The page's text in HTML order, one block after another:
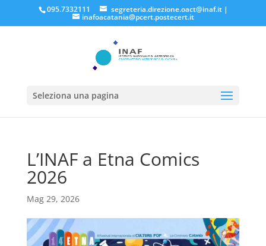
095.7332111 segreteria.direzione.oact@inaf.it|
inafoacatania@pcert.postecert.it
Seleziona una pagina
L’INAF a Etna Comics
2026
Mag 29, 2026